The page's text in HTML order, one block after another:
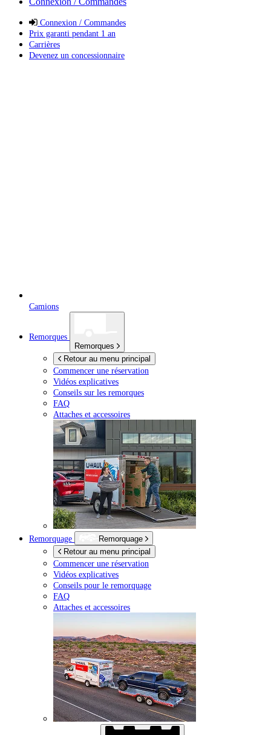
Connexion / Commandes
Prix garanti pendant 1 an
Carrières
Devenez un concessionnaire
Camions
Remorques
Remorques
Retour au menu principal
Commencer une réservation
Vidéos explicatives
Conseils sur les remorques
FAQ
Attaches et accessoires
Remorquage
Remorquage
Retour au menu principal
Commencer une réservation
Vidéos explicatives
Conseils pour le remorquage
FAQ
Attaches et accessoires